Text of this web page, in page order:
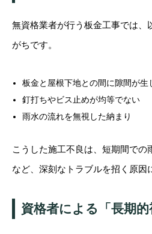
無資格業者が行う板金工事では、
がちです。
板金と屋根下地との間に隙間が生
釘打ちやビス止めが均等でない
雨水の流れを無視した納まり
こうした施工不良は、短期間での
など、深刻なトラブルを招く原因
資格者による「長期的